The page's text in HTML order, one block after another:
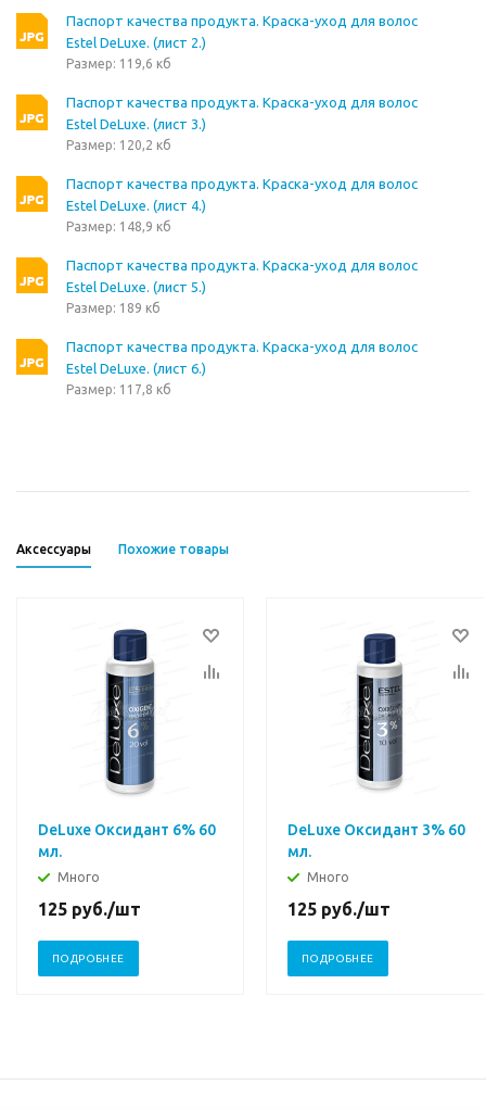
Паспорт качества продукта. Краска-уход для волос
Estel DeLuxe. (лист 2.)
Размер: 119,6 кб
Паспорт качества продукта. Краска-уход для волос
Estel DeLuxe. (лист 3.)
Размер: 120,2 кб
Паспорт качества продукта. Краска-уход для волос
Estel DeLuxe. (лист 4.)
Размер: 148,9 кб
Паспорт качества продукта. Краска-уход для волос
Estel DeLuxe. (лист 5.)
Размер: 189 кб
Паспорт качества продукта. Краска-уход для волос
Estel DeLuxe. (лист 6.)
Размер: 117,8 кб
Аксессуары Похожие товары
DeLuxe Оксидант 6% 60
мл.
Много
125 руб./шт
ПОДРОБНЕЕ
DeLuxe Оксидант 3% 60
мл.
Много
125 руб./шт
ПОДРОБНЕЕ